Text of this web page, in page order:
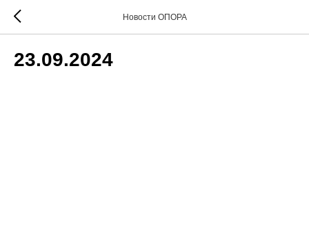
Новости ОПОРА
23.09.2024